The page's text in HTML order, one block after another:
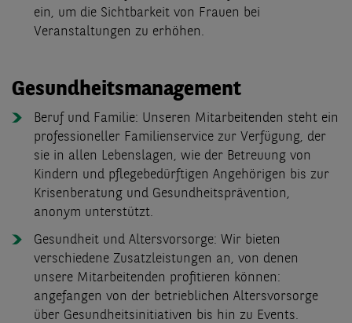
ein, um die Sichtbarkeit von Frauen bei
Veranstaltungen zu erhöhen.
Gesundheitsmanagement
Beruf und Familie: Unseren Mitarbeitenden steht ein
professioneller Familienservice zur Verfügung, der
sie in allen Lebenslagen, wie der Betreuung von
Kindern und pflegebedürftigen Angehörigen bis zur
Krisenberatung und Gesundheitsprävention,
anonym unterstützt.
Gesundheit und Altersvorsorge: Wir bieten
verschiedene Zusatzleistungen an, von denen
unsere Mitarbeitenden profitieren können:
angefangen von der betrieblichen Altersvorsorge
über Gesundheitsinitiativen bis hin zu Events.